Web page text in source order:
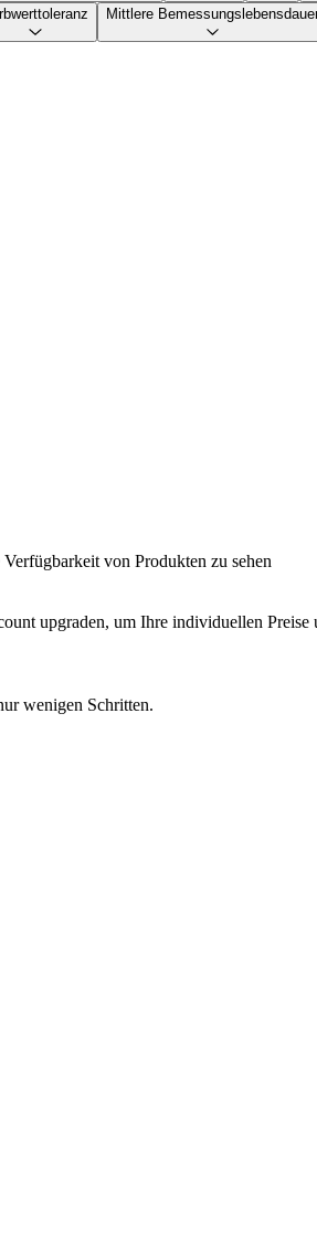
Mittlere
von Produkten zu sehen
upgraden, um Ihre individuellen Preise
wenigen Schritten.